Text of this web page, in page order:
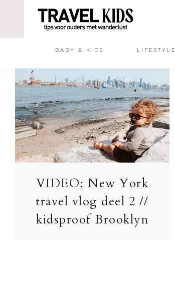
BABY & KIDS LIFESTYLE
VIDEO: New York
travel vlog deel 2 //
kidsproof Brooklyn